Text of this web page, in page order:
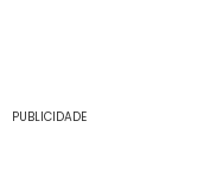
PUBLICIDADE